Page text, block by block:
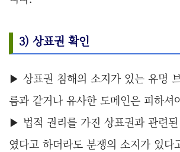
3) 상표권 확인
▶ 상표권 침해의 소지가 있는 유명
름과 같거나 유사한 도메인은 피하셔
▶ 법적 권리를 가진 상표권과 관련
였다고 하더라도 분쟁의 소지가 있다